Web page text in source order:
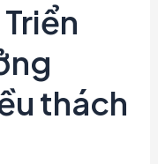
thách